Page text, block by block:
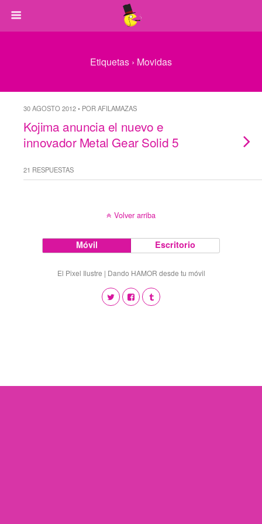
Etiquetas › Movidas
30 AGOSTO 2012 • POR AFILAMAZAS
Kojima anuncia el nuevo e
innovador Metal Gear Solid 5
21 RESPUESTAS
Volver arriba
Móvil Escritorio
El Pixel Ilustre | Dando HAMOR desde tu móvil